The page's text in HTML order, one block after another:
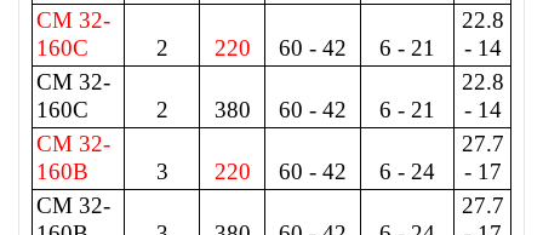
CM 32-
160C
2 220 60 - 42 6 - 21
22.8
- 14
CM 32-
160C
2 380 60 - 42 6 - 21
22.8
- 14
CM 32-
160B
3 220 60 - 42 6 - 24
27.7
- 17
CM 32-
27.7